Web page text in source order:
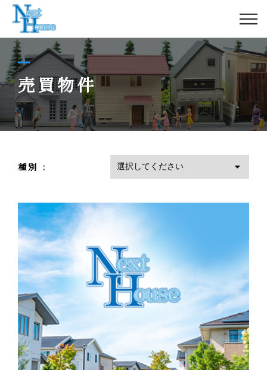
売買物件
種別 :
不動産をお持ちの方
不動産をお探しの方
TOPICS
会社概要
【賃貸・管理専用ダイヤル】
044-230-0710
営業時間 10:00-19:30
【売買専用ダイヤル】
044-233-1030
営業時間